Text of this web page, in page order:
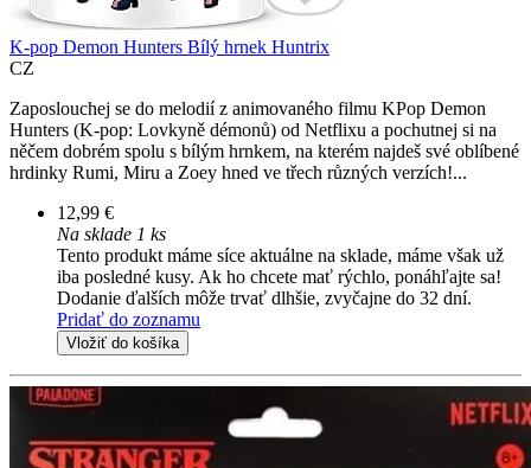
K-pop Demon Hunters Bílý hrnek Huntrix
CZ
Zaposlouchej se do melodií z animovaného filmu KPop Demon
Hunters (K-pop: Lovkyně démonů) od Netflixu a pochutnej si na
něčem dobrém spolu s bílým hrnkem, na kterém najdeš své oblíbené
hrdinky Rumi, Miru a Zoey hned ve třech různých verzích!...
12,99 €
Na sklade 1 ks
Tento produkt máme síce aktuálne na sklade, máme však už
iba posledné kusy. Ak ho chcete mať rýchlo, ponáhľajte sa!
Dodanie ďalších môže trvať dlhšie, zvyčajne do 32 dní.
Pridať do zoznamu
Vložiť do košíka